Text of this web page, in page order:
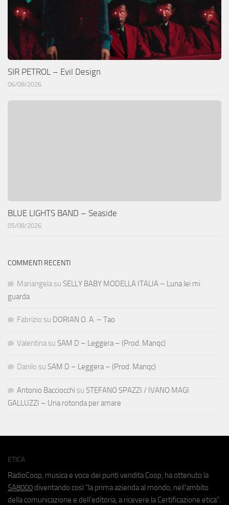
SIR PETROL – Evil Design
06/08/2026
BLUE LIGHTS BAND – Seaside
05/08/2026
COMMENTI RECENTI
Mariangela su SELLY BABY MODELLA ITALIA – Luna lei mi
guarda
Fabrizio su DORIAN O. A. – Tao
Valentina su SAM D – Leggera – (Prod. Manqc)
Danilo su SAM D – Leggera – (Prod. Manqc)
Antonio Bacciocchi su STEFANO SPAZZI / IVANO MAGI
GALLUZZI – Una rotonda per amare
ETICA
RadioCoop, musica e voce dei punti vendita Coop, ha ottenuto la
SA8000 diventando così "la prima azienda al mondo, nell'ambito
della comunicazione e dell'editoria, a ricevere la Certificazione etica".